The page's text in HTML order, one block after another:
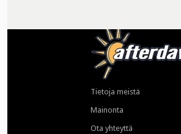
Tietoja meistä
Mainonta
Ota yhteyttä